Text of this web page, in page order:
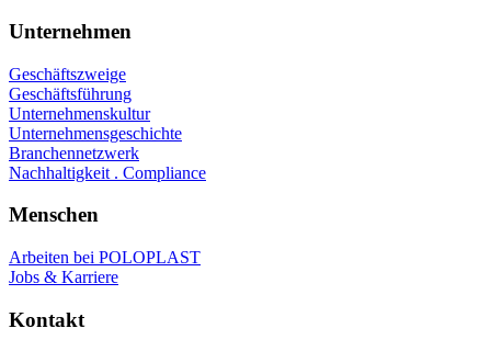
Unternehmen
Geschäftszweige
Geschäftsführung
Unternehmenskultur
Unternehmensgeschichte
Branchennetzwerk
Nachhaltigkeit . Compliance
Menschen
Arbeiten bei POLOPLAST
Jobs & Karriere
Kontakt